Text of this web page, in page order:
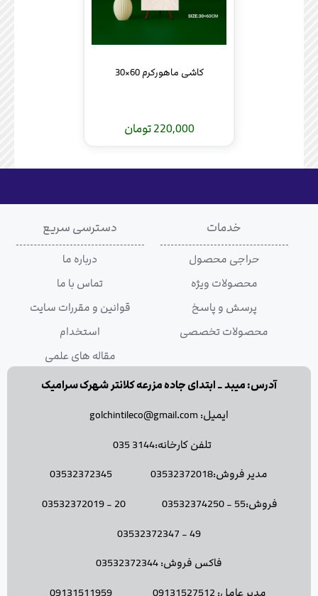
کاشی ماهورکرم 60×30
220,000 تومان
خدمات
حراجی محصول
محصولات ویژه
پرسش و پاسخ
محصولات تخصصی
دسترسی سریع
درباره ما
تماس با ما
قوانین و مقررات سایت
استخدام
مقاله های علمی
آدرس: میبد _ ابتدای جاده مزرعه کلانتر شهرک سرامیک
ایمیل: golchintileco@gmail.com
تلفن کارخانه:3144 035
مدیر فروش:03532372018 03532372345
فروش:55 - 03532374250 20 - 03532372019
49 - 03532372347
فاکس فروش: 03532372344